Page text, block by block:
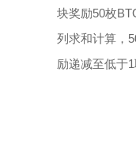
块奖励50枚
列求和计算，
励递减至低于